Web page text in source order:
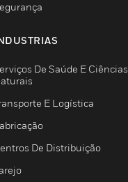
De Saúde E Ciências
E Logística
De Distribuição